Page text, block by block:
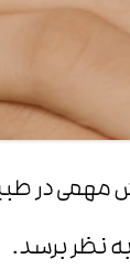
مهمی در
نظر برسد.